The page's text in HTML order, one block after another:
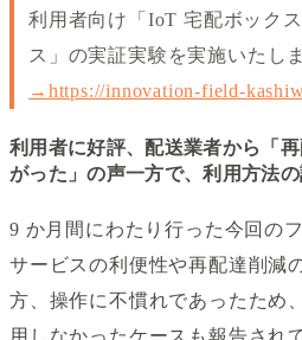
利用者向け「IoT 宅配ボック
ス」の実証実験を実施いたし
→https://innovation-field-
利用者に好評、配送業者から「
がった」の声一方で、利用方法
9 か月間にわたり行った今回の
サービスの利便性や再配達削減
方、操作に不慣れであったため